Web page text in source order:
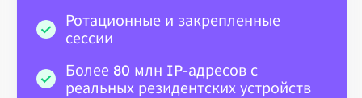
Ротационные и закрепленные
сессии
Более 80 млн IP-адресов с
реальных резидентских устройств